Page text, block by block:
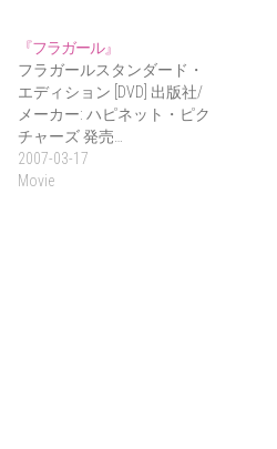
『フラガール』
フラガールスタンダード・
エディション [DVD] 出版社/
メーカー: ハピネット・ピク
チャーズ 発売…
2007-03-17
Movie